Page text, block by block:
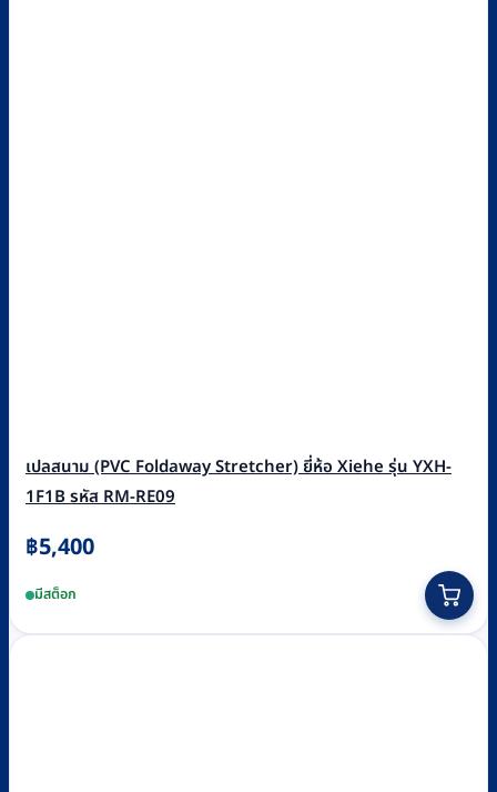
เปลสนาม (PVC Foldaway Stretcher) ยี่ห้อ Xiehe รุ่น YXH-
1F1B รหัส RM-RE09
฿5,400
มีสต็อก